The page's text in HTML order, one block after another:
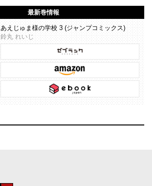
最新巻情報
あえじゅま様の学校 3 (ジャンプコミックス)
鈴丸 れいじ